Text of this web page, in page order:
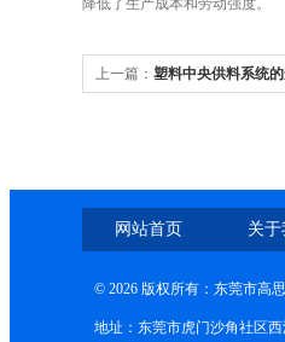
降低了生产成本和劳动强度。
上一篇： 塑料中央供料系统
网站首页 关
© 2026 版权所有：东莞市高
地址：东莞市虎门沙角社区